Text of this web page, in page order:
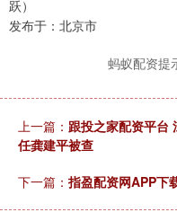
跃）
发布于：北京市
蚂蚁配资提
上一篇： 跟投之家配资平台
任龚建平被查
下一篇： 指盈配资网APP下